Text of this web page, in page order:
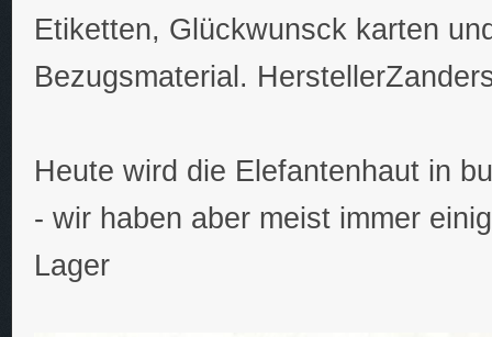
Etiketten, Glückwunsck karten
Bezugsmaterial.
Heute wird die Elefantenhaut in
- wir haben aber meist immer
Lager